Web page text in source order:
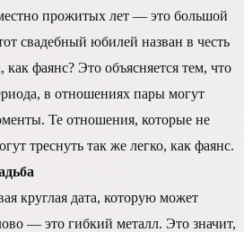
прожитых лет — это большой
свадебный юбилей назван в честь
как фаянс? Это объясняется тем, что
в отношениях пары могут
Те отношения, которые не
треснуть так же легко, как фаянс.
круглая дата, которую может
— это гибкий металл. Это значит,